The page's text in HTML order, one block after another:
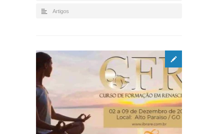
Artigos